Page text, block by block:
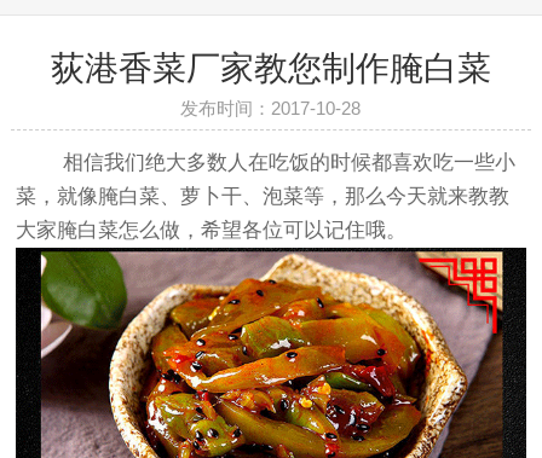
荻港香菜厂家教您制作腌白菜
发布时间：2017-10-28
相信我们绝大多数人在吃饭的时候都喜欢吃一些小
菜，就像腌白菜、萝卜干、泡菜等，那么今天就来教教
大家腌白菜怎么做，希望各位可以记住哦。